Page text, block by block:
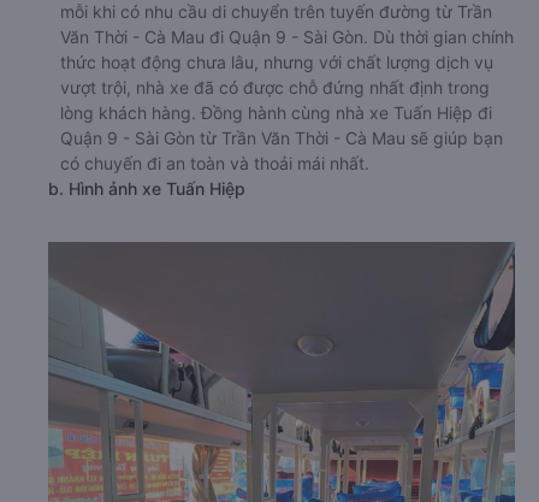
mỗi khi có nhu cầu di chuyển trên tuyến đường từ Trần
Văn Thời - Cà Mau đi Quận 9 - Sài Gòn. Dù thời gian chính
thức hoạt động chưa lâu, nhưng với chất lượng dịch vụ
vượt trội, nhà xe đã có được chỗ đứng nhất định trong
lòng khách hàng. Đồng hành cùng nhà xe Tuấn Hiệp đi
Quận 9 - Sài Gòn từ Trần Văn Thời - Cà Mau sẽ giúp bạn
có chuyến đi an toàn và thoải mái nhất.
b. Hình ảnh xe Tuấn Hiệp